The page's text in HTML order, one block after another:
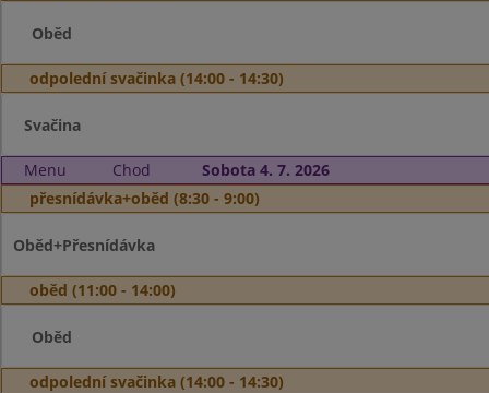
Oběd
odpolední svačinka (14:00 - 14:30)
Svačina
Menu Chod
Sobota 4. 7. 2026
přesnídávka+oběd (8:30 - 9:00)
Oběd+Přesnídávka
oběd (11:00 - 14:00)
Oběd
odpolední svačinka (14:00 - 14:30)